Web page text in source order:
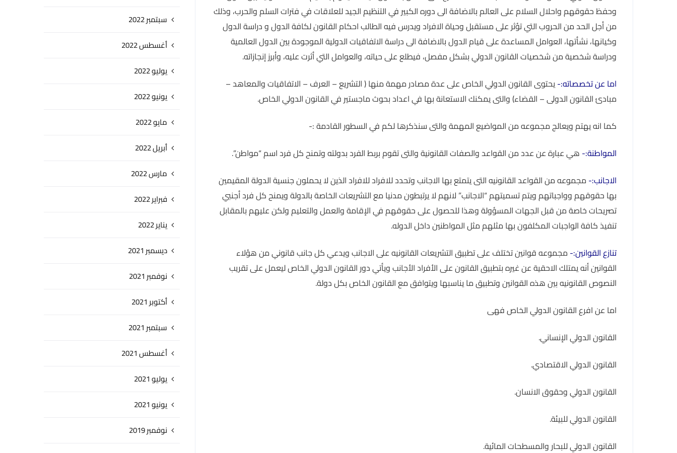
وحفظ حقوقهم واحلال السلام على العالم بالاضافة الى دوره الكبير في التنظيم الجيد للعلاقات في فترات السلم والحرب، وذلك
من أجل الحد من الحروب التي تؤثر على مستقبل وحياة الافراد ويدرس فيه الطالب احكام القانون لكافة الدول و دراسة الدول
وكيانها، نشأتها، العوامل المساعدة على قيام الدول بالاضافة الى دراسة الاتفاقيات الدولية الموجودة بين الدول العالمية
ودراسة شخصية من شخصيات القانون الدولي بشكل مفصل، فيطلع على حياته، والعوامل التي أثرت عليه، وأبرز إنجازاته.
اما عن تخصصاته:-يحتوى القانون الدولي الخاص على عدة مصادر مهمة منها ( التشريع – العرف – الاتفاقيات والمعاهد –
مبادئ القانون الدولى – القضاء) والتى يمكنك الاستعانة بها في اعداد بحوث ماجستير في القانون الدولي الخاص.
كما انه يهتم ويعالج مجموعه من المواضيع المهمة والتى سنذكرها لكم في السطور القادمة :-
المواطنة:- هي عبارة عن عدد من القواعد والصفات القانونية والتى تقوم بربط الفرد بدولته وتمنح كل فرد اسم “مواطن”.
الاجانب:- مجموعه من القواعد القانونيه التى يتمتع بها الاجانب وتحدد للافراد للافراد الذين لا يحملون جنسية الدولة المقيمين
بها حقوقهم وواجباتهم ويتم تسميتهم “الاجانب” لانهم لا يرتبطون مدنيا مع التشريعات الخاصة بالدولة ويمنح كل فرد أجنبي
تصريحات خاصة من قبل الجهات المسؤولة وهذا للحصول على حقوقهم في الإقامة والعمل والتعليم ولكن عليهم بالمقابل
تنفيذ كافة الواجبات المكلفون بها مثلهم مثل المواطنين داخل الدوله.
تنازع القوانين:- مجموعه قوانين تختلف على تطبيق التشريعات القانونيه على الاجانب ويدعي كل جانب قانوني من هؤلاء
القوانين أنه يمتلك الاحقية عن غيره بتطبيق القانون على الأفراد الأجانب ويأتي دور القانون الدولي الخاص ليعمل على تقريب
النصوص القانونيه بين هذه القوانين وتطبيق ما يناسبها ويتوافق مع القانون الخاص بكل دولة.
اما عن افرع القانون الدولي الخاص فهى
القانون الدولي الإنساني.
القانون الدولي الاقتصادي.
القانون الدولي وحقوق الانسان.
القانون الدولي للبيئة.
القانون الدولي للبحار والمسطحات المائية.
سبتمبر 2022
أغسطس 2022
يوليو 2022
يونيو 2022
مايو 2022
أبريل 2022
مارس 2022
فبراير 2022
يناير 2022
ديسمبر 2021
نوفمبر 2021
أكتوبر 2021
سبتمبر 2021
أغسطس 2021
يوليو 2021
يونيو 2021
نوفمبر 2019